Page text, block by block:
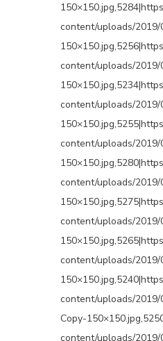
content/uploads/
content/uploads/
content/uploads/
content/uploads/
content/uploads/
content/uploads/
content/uploads/
content/uploads/
Copy-
content/uploads/